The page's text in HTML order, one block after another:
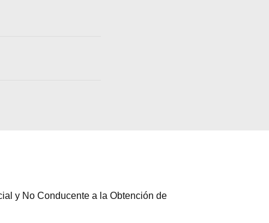
y No Conducente a la Obtención de